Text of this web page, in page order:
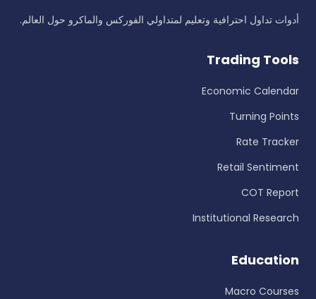
أدوات تداول احترافية وتعليم لمتداولي الفوركس والماكرو حول العالم.
Trading Tools
Economic Calendar
Turning Points
Rate Tracker
Retail Sentiment
COT Report
Institutional Research
Education
Macro Courses